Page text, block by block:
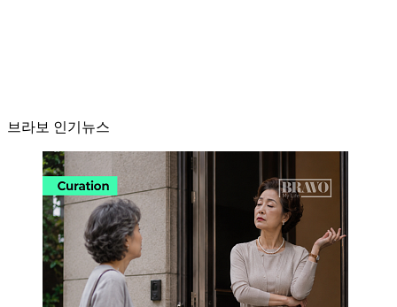
브라보 인기뉴스